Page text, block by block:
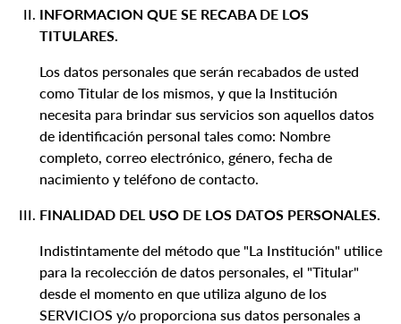
INFORMACION QUE SE RECABA DE LOS
TITULARES.
Los datos personales que serán recabados de usted
como Titular de los mismos, y que la Institución
necesita para brindar sus servicios son aquellos datos
de identificación personal tales como: Nombre
completo, correo electrónico, género, fecha de
nacimiento y teléfono de contacto.
FINALIDAD DEL USO DE LOS DATOS PERSONALES.
Indistintamente del método que "La Institución" utilice
para la recolección de datos personales, el "Titular"
desde el momento en que utiliza alguno de los
SERVICIOS y/o proporciona sus datos personales a